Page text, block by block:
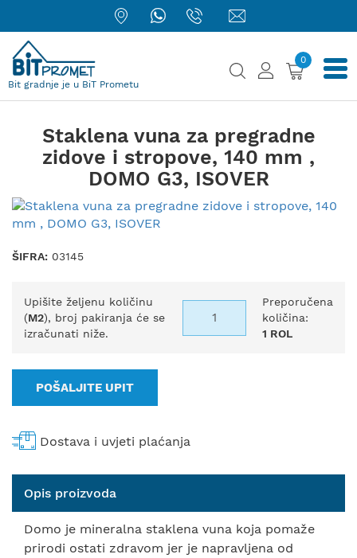
Bit gradnje je u BiT Prometu
0
Staklena vuna za pregradne
zidove i stropove, 140 mm ,
DOMO G3, ISOVER
ŠIFRA: 03145
Upišite željenu količinu
(M2), broj pakiranja će se
izračunati niže.
Preporučena
količina:
1 ROL
POŠALJITE UPIT
Dostava i uvjeti plaćanja
Opis proizvoda
Domo je mineralna staklena vuna koja pomaže
prirodi ostati zdravom jer je napravljena od